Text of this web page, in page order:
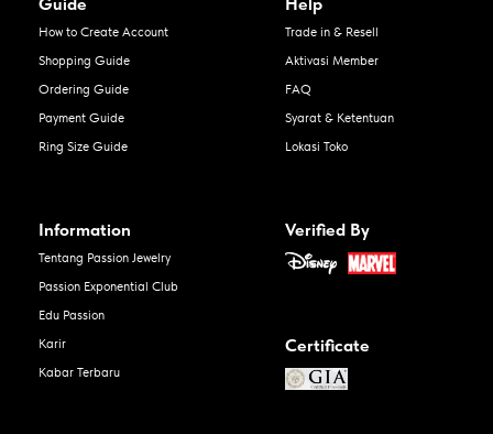
How to Create Account
Shopping Guide
Ordering Guide
Payment Guide
Ring Size Guide
Trade in & Resell
Aktivasi Member
FAQ
Syarat & Ketentuan
Lokasi Toko
Information
Tentang Passion Jewelry
Passion Exponential Club
Edu Passion
Karir
Kabar Terbaru
Verified By
Certificate